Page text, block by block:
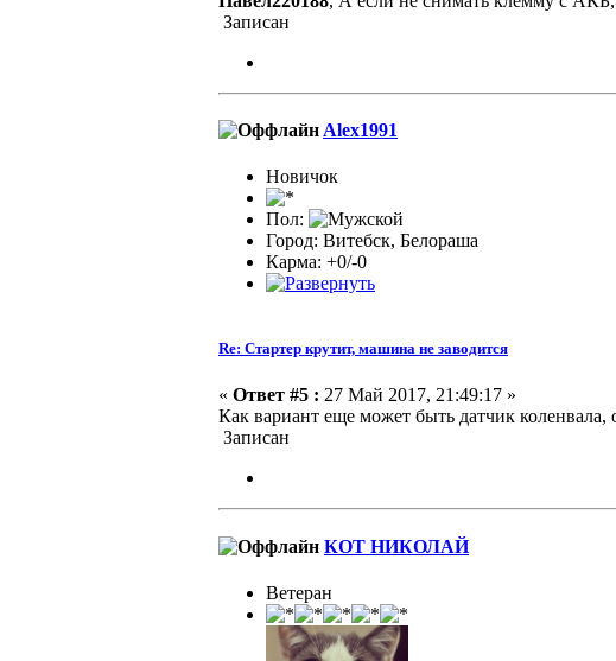
Записан
Alex1991
Новичок
Пол:
Город: Витебск, Белораша
Карма: +0/-0
Re: Стартер крутит, машина не заводится
« Ответ #5 : 27 Май 2017, 21:49:17 »
Как вариант еще может быть датчик
Записан
КОТ НИКОЛАЙ
Ветеран